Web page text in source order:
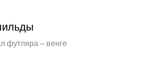
футляра – венге